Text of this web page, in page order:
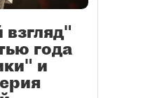
года
и